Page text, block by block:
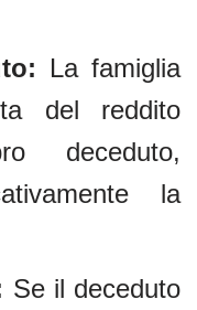
La famiglia
del reddito
deceduto,
la
Se il deceduto